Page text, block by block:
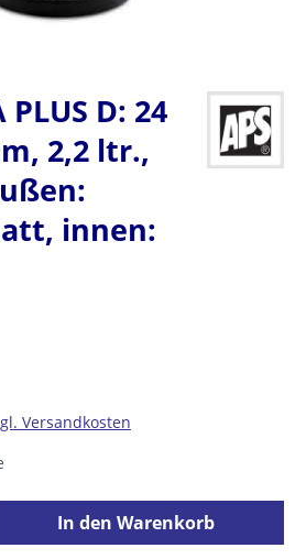
D: 24
2,2 ltr.,
innen:
Versandkosten
Gib den gewünschten
In den Warenkorb